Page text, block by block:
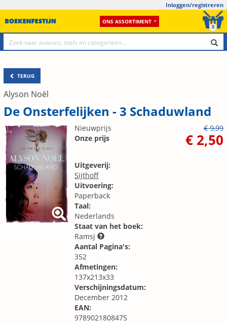
Inloggen/registreren
ONS ASSORTIMENT
0
TERUG
Alyson Noël
De Onsterfelijken - 3 Schaduwland
Nieuwprijs
€ 9,99
Onze prijs
€ 2,50
Uitgeverij:
Sijthoff
Uitvoering:
Paperback
Taal:
Nederlands
Staat van het boek:
Ramsj
Aantal Pagina's:
352
Afmetingen:
137x213x33
Verschijningsdatum:
December 2012
EAN:
9789021808475